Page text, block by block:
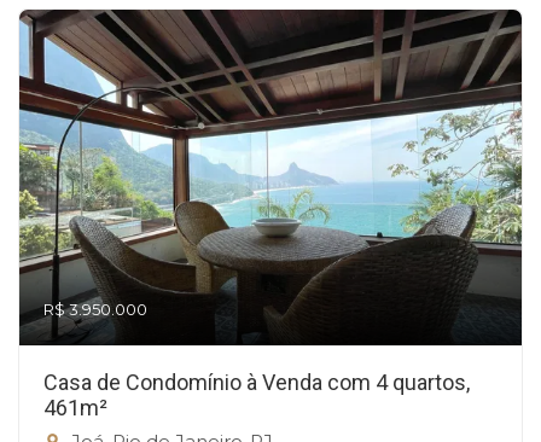
R$ 3.950.000
Casa de Condomínio à Venda com 4 quartos,
461m²